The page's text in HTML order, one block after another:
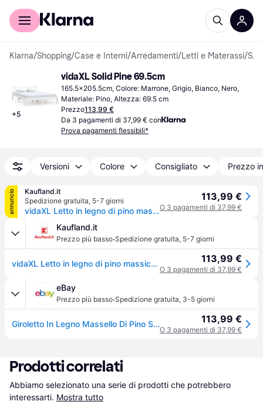
Per il tuo shopping
Klarna/Shopping/Case e Interni/Arredamenti/Letti e Materassi/ Strutture letto
+5
vidaXL Solid Pine 69.5cm
165.5x205.5cm, Colore: Marrone, Grigio, Bianco, Nero,
Materiale: Pino, Altezza: 69.5 cm
Prezzo113,99 €
Da 3 pagamenti di 37,99 € con
Prova pagamenti flessibili*
Versioni Colore Consigliato Prezzo
annuncio
Kaufland.it
Spedizione gratuita, 5-7 giorni
vidaXL Letto in legno di pino massiccio 160x200 cm
113,99 €
O 3 pagamenti di 37,99 €
Kaufland.it
Prezzo più basso·Spedizione gratuita, 5-7 giorni
vidaXL Letto in legno di pino massiccio 160x200 cm 113,99 €
O 3 pagamenti di 37,99 €
eBay
Prezzo più basso·Spedizione gratuita, 3-5 giorni
Giroletto In Legno Massello Di Pino Super King Misure/colori Diversi Vidaxl 113,99 €
O 3 pagamenti di 37,99 €
Prodotti correlati
Abbiamo selezionato una serie di prodotti che potrebbero
interessarti. Mostra tutto